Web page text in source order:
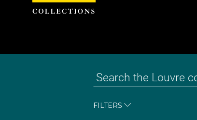
FILTERS
Cookies management panel